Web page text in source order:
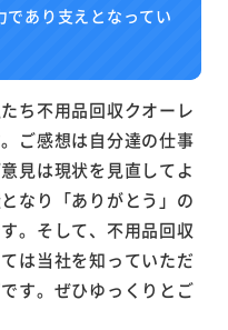
であり支えとなってい
ち不用品回収クオーレ
ご感想は自分達の仕事
見は現状を見直してよ
なり「ありがとう」の
。そして、不用品回収
は当社を知っていただ
す。ぜひゆっくりとご